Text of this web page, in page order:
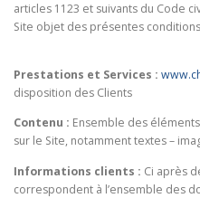
articles 1123 et suivants du Code
Site objet des présentes
Prestations et Services :
disposition des Clients
Contenu : Ensemble des
sur le Site, notamment textes –
Informations clients : Ci après
correspondent à l’ensemble des